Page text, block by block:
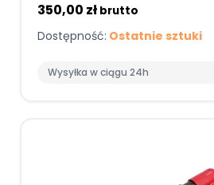
350,00 zł brutto
Dostępność: Ostatnie sztuki
Wysyłka w ciągu 24h